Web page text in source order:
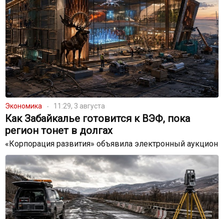
Экономика 11:29, 3 августа
Как Забайкалье готовится к ВЭФ, пока
регион тонет в долгах
«Корпорация развития» объявила электронный аукцион